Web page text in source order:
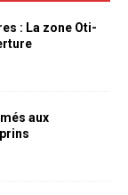
: La zone Oti-
aux